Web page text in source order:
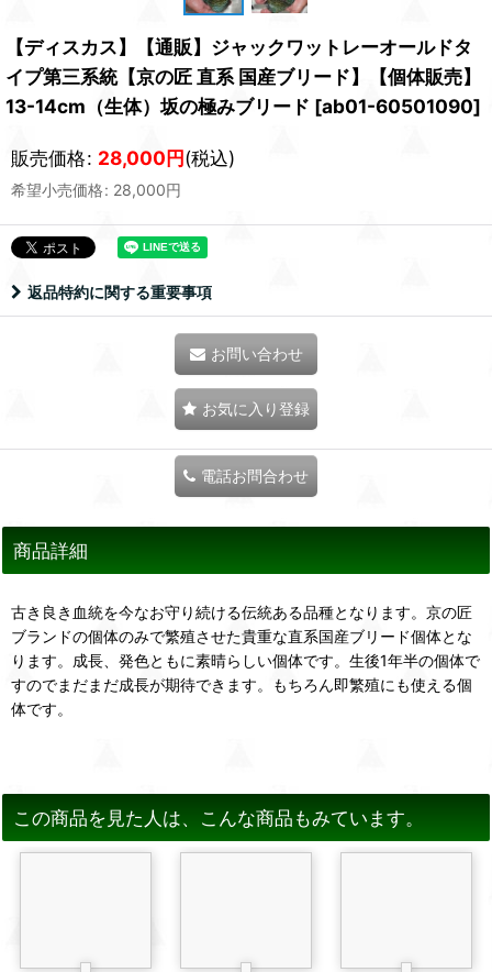
【ディスカス】【通販】ジャックワットレーオールドタ
イプ第三系統【京の匠 直系 国産ブリード】【個体販売】
13-14cm（生体）坂の極みブリード [ab01-60501090]
販売価格: 28,000円(税込)
希望小売価格: 28,000円
返品特約に関する重要事項
お問い合わせ
お気に入り登録
電話お問合わせ
商品詳細
古き良き血統を今なお守り続ける伝統ある品種となります。京の匠
ブランドの個体のみで繁殖させた貴重な直系国産ブリード個体とな
ります。成長、発色ともに素晴らしい個体です。生後1年半の個体で
すのでまだまだ成長が期待できます。もちろん即繁殖にも使える個
体です。
この商品を見た人は、こんな商品もみています。